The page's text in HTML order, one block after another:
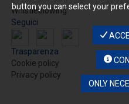
Whistleblowing
Seguici
Trasparenza
Cookie policy
Privacy policy
button you can select your
ONLY